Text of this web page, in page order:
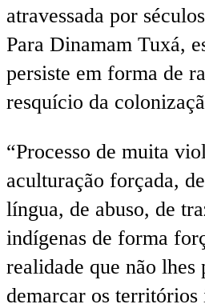
atravessada por
Para Dinamam Tuxá,
persiste em forma de
resquício da
“Processo de muita
aculturação forçada,
língua, de abuso, de
indígenas de forma
realidade que não lhes
demarcar os territórios